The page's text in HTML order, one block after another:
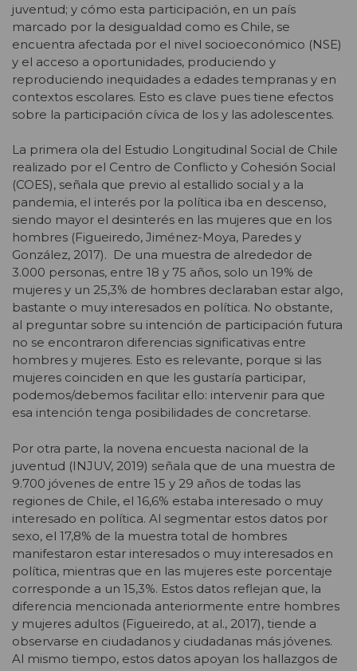
juventud; y cómo esta participación, en un país
marcado por la desigualdad como es Chile, se
encuentra afectada por el nivel socioeconómico (NSE)
y el acceso a oportunidades, produciendo y
reproduciendo inequidades a edades tempranas y en
contextos escolares. Esto es clave pues tiene efectos
sobre la participación cívica de los y las adolescentes.
La primera ola del Estudio Longitudinal Social de Chile
realizado por el Centro de Conflicto y Cohesión Social
(COES), señala que previo al estallido social y a la
pandemia, el interés por la política iba en descenso,
siendo mayor el desinterés en las mujeres que en los
hombres (Figueiredo, Jiménez-Moya, Paredes y
González, 2017). De una muestra de alrededor de
3.000 personas, entre 18 y 75 años, solo un 19% de
mujeres y un 25,3% de hombres declaraban estar algo,
bastante o muy interesados en política. No obstante,
al preguntar sobre su intención de participación futura
no se encontraron diferencias significativas entre
hombres y mujeres. Esto es relevante, porque si las
mujeres coinciden en que les gustaría participar,
podemos/debemos facilitar ello: intervenir para que
esa intención tenga posibilidades de concretarse.
Por otra parte, la novena encuesta nacional de la
juventud (INJUV, 2019) señala que de una muestra de
9.700 jóvenes de entre 15 y 29 años de todas las
regiones de Chile, el 16,6% estaba interesado o muy
interesado en política. Al segmentar estos datos por
sexo, el 17,8% de la muestra total de hombres
manifestaron estar interesados o muy interesados en
política, mientras que en las mujeres este porcentaje
corresponde a un 15,3%. Estos datos reflejan que, la
diferencia mencionada anteriormente entre hombres
y mujeres adultos (Figueiredo, at al., 2017), tiende a
observarse en ciudadanos y ciudadanas más jóvenes.
Al mismo tiempo, estos datos apoyan los hallazgos de